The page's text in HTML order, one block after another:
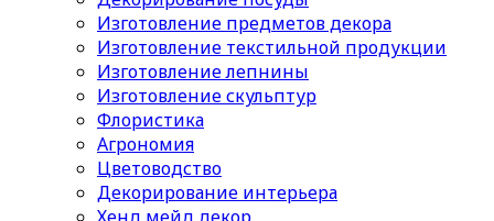
Изготовление предметов декора
Изготовление текстильной продукции
Изготовление лепнины
Изготовление скульптур
Флористика
Агрономия
Цветоводство
Декорирование интерьера